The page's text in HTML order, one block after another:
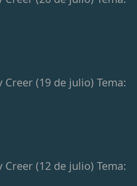
Creer (19 de julio) Tema:
Creer (12 de julio) Tema: